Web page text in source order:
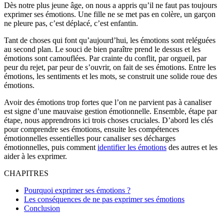
Dès notre plus jeune âge, on nous a appris qu’il ne faut pas toujours
exprimer ses émotions. Une fille ne se met pas en colère, un garçon
ne pleure pas, c’est déplacé, c’est enfantin.
Tant de choses qui font qu’aujourd’hui, les émotions sont reléguées
au second plan. Le souci de bien paraître prend le dessus et les
émotions sont camouflées. Par crainte du conflit, par orgueil, par
peur du rejet, par peur de s’ouvrir, on fait de ses émotions. Entre les
émotions, les sentiments et les mots, se construit une solide roue des
émotions.
Avoir des émotions trop fortes que l’on ne parvient pas à canaliser
est signe d’une mauvaise gestion émotionnelle. Ensemble, étape par
étape, nous apprendrons ici trois choses cruciales. D’abord les clés
pour comprendre ses émotions, ensuite les compétences
émotionnelles essentielles pour canaliser ses décharges
émotionnelles, puis comment identifier les émotions des autres et les
aider à les exprimer.
CHAPITRES
Pourquoi exprimer ses émotions ?
Les conséquences de ne pas exprimer ses émotions
Conclusion